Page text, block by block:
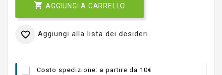
 AGGIUNGI A CARRELLO
 Aggiungi alla lista dei desideri
Costo spedizione: a partire da 10€